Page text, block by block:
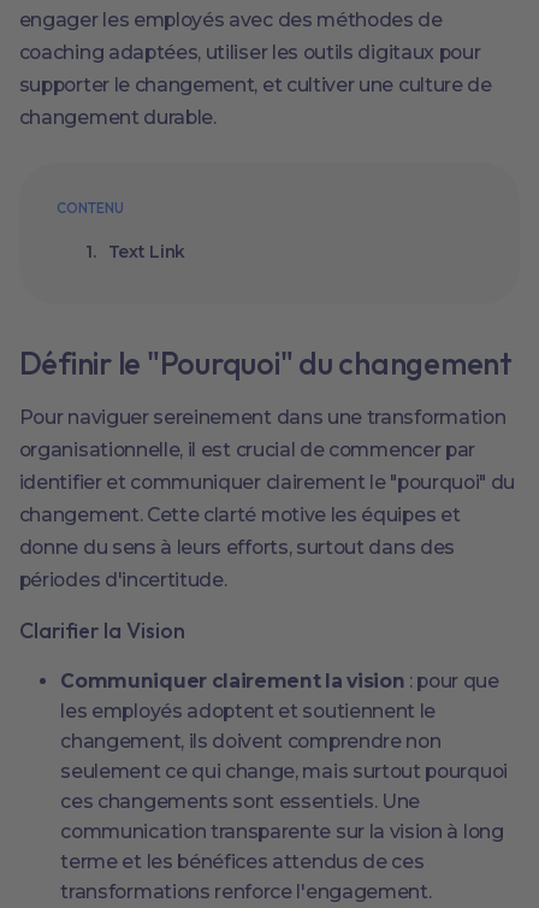
engager les employés avec des méthodes de
coaching adaptées, utiliser les outils digitaux pour
supporter le changement, et cultiver une culture de
changement durable.
CONTENU
Text Link
Définir le "Pourquoi" du changement
Pour naviguer sereinement dans une transformation
organisationnelle, il est crucial de commencer par
identifier et communiquer clairement le "pourquoi" du
changement. Cette clarté motive les équipes et
donne du sens à leurs efforts, surtout dans des
périodes d'incertitude.
Clarifier la Vision
Communiquer clairement la vision : pour que
les employés adoptent et soutiennent le
changement, ils doivent comprendre non
seulement ce qui change, mais surtout pourquoi
ces changements sont essentiels. Une
communication transparente sur la vision à long
terme et les bénéfices attendus de ces
transformations renforce l'engagement.